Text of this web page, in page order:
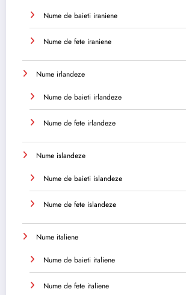
Nume de baieti iraniene
Nume de fete iraniene
Nume irlandeze
Nume de baieti irlandeze
Nume de fete irlandeze
Nume islandeze
Nume de baieti islandeze
Nume de fete islandeze
Nume italiene
Nume de baieti italiene
Nume de fete italiene